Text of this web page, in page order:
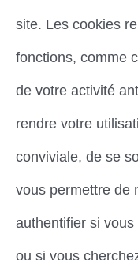
site. Les cookies
fonctions, comme
de votre activité
rendre votre
conviviale, de se
vous permettre de
authentifier si
ou si vous